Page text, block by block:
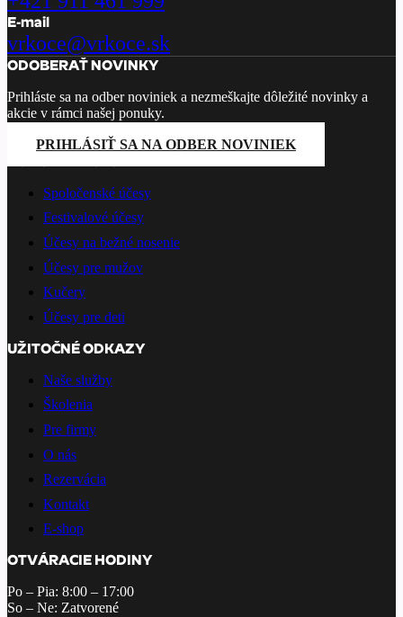
E-mail
vrkoce@vrkoce.sk
ODOBERAŤ NOVINKY
Prihláste sa na odber noviniek a nezmeškajte dôležité novinky a
akcie v rámci našej ponuky.
PRIHLÁSIŤ SA NA ODBER NOVINIEK
Spoločenské účesy
Festivalové účesy
Účesy na bežné nosenie
Účesy pre mužov
Kučery
Účesy pre deti
UŽITOČNÉ ODKAZY
Naše služby
Školenia
Pre firmy
O nás
Rezervácia
Kontakt
E-shop
OTVÁRACIE HODINY
Po – Pia: 8:00 – 17:00
So – Ne: Zatvorené